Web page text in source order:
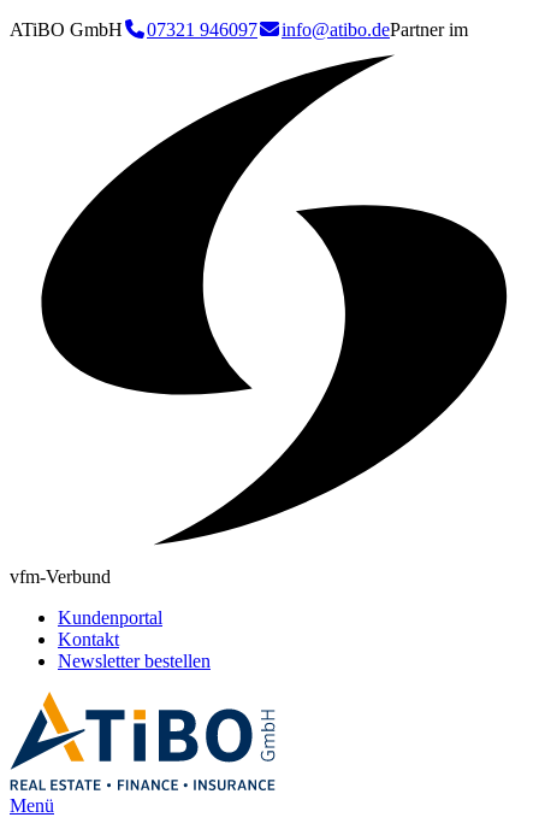
ATiBO GmbH 07321 946097 info@atibo.dePartner im
vfm-Verbund
Kundenportal
Kontakt
Newsletter bestellen
Menü